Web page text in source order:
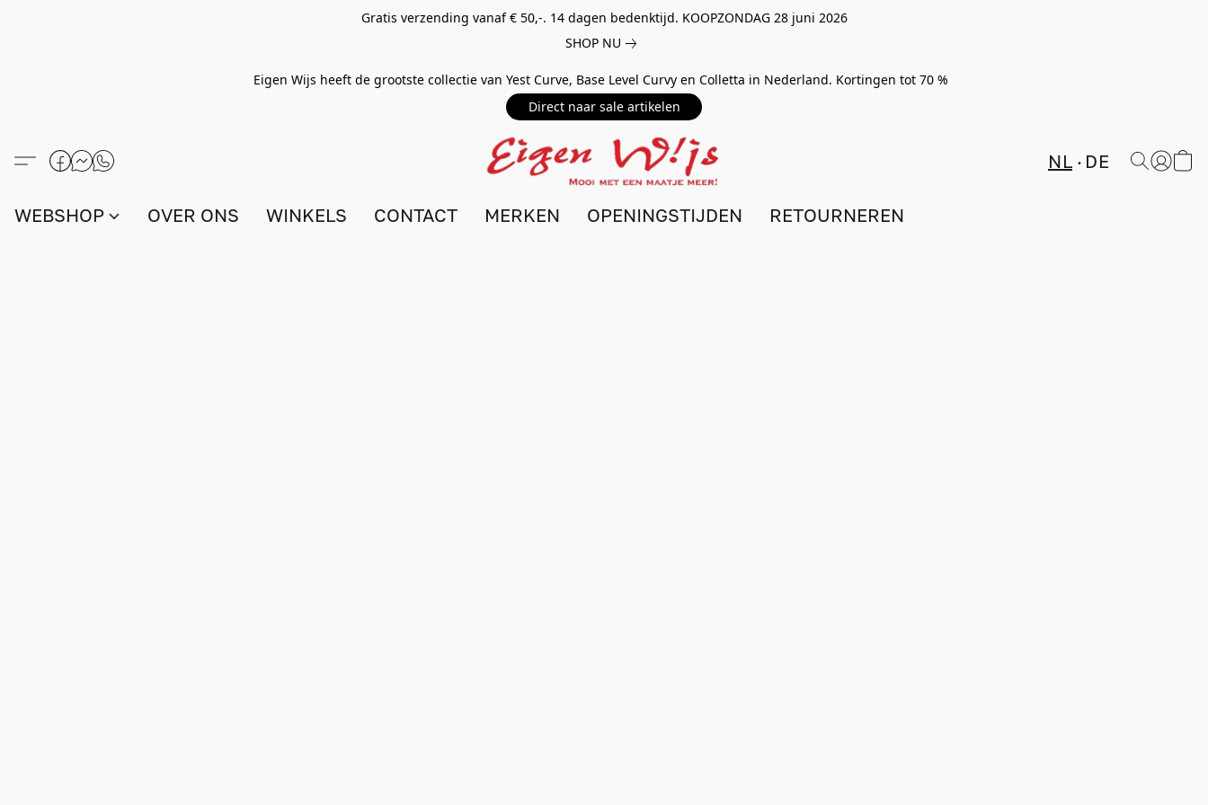
Gratis verzending vanaf € 50,-. 14 dagen bedenktijd. KOOPZONDAG 28 juni 2026
SHOP NU
Eigen Wijs heeft de grootste collectie van Yest Curve, Base Level Curvy en Colletta in Nederland. Kortingen tot 70 %
Direct naar sale artikelen
NL DE
WEBSHOP OVER ONS WINKELS CONTACT MERKEN OPENINGSTIJDEN RETOURNEREN